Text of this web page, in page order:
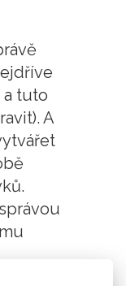
a tuto
A